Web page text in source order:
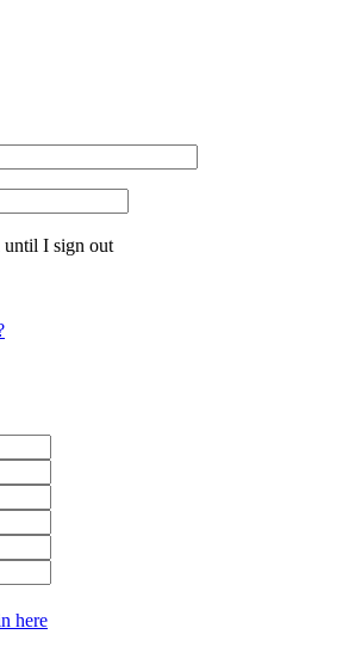
until I sign out
here